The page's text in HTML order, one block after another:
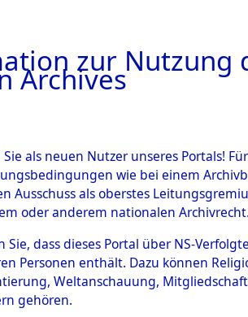
ITS
8Akten
OTTO
zur Nutzung
Archives
als neuen Nutzer unseres Portals!
wie bei einem
Ausschuss als oberstes
oder anderem nationalen
Sie, dass dieses Portal über NS-
Personen enthält. Dazu können
Weltanschauung,
gehören.